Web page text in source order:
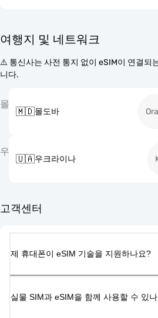
여행지 및 네트워크
⚠️ 통신사는 사전 통지 없이 eSIM이 연결되
니다.
몰
🇲🇩몰도바
우
🇺🇦우크라이나
고객센터
제 휴대폰이 eSIM 기술을 지원하나요?
실물 SIM과 eSIM을 함께 사용할 수 있